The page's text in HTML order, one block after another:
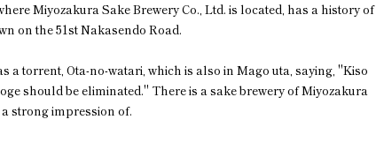
Miyozakura Sake Brewery Co., Ltd. is located, has a history of
on the 51st Nakasendo Road.
a torrent, Ota-no-watari, which is also in Mago uta, saying, "Kiso
should be eliminated." There is a sake brewery of Miyozakura
strong impression of.